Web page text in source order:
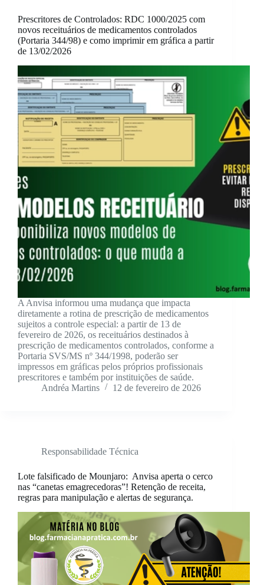
Prescritores de Controlados: RDC 1000/2025 com
novos receituários de medicamentos controlados
(Portaria 344/98) e como imprimir em gráfica a partir
de 13/02/2026
A Anvisa informou uma mudança que impacta
diretamente a rotina de prescrição de medicamentos
sujeitos a controle especial: a partir de 13 de
fevereiro de 2026, os receituários destinados à
prescrição de medicamentos controlados, conforme a
Portaria SVS/MS nº 344/1998, poderão ser
impressos em gráficas pelos próprios profissionais
prescritores e também por instituições de saúde.
Andréa Martins
12 de fevereiro de 2026
Responsabilidade Técnica
Lote falsificado de Mounjaro: Anvisa aperta o cerco
nas “canetas emagrecedoras”! Retenção de receita,
regras para manipulação e alertas de segurança.